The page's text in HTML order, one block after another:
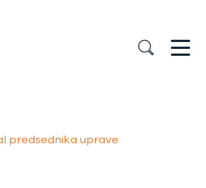
predsednika uprave